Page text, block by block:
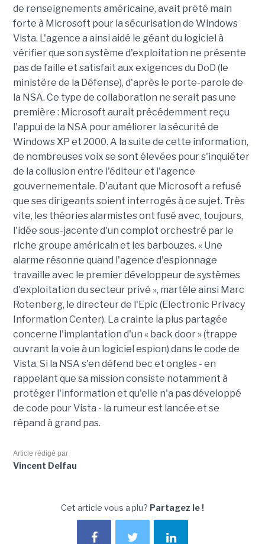
de renseignements américaine, avait prêté main
forte à Microsoft pour la sécurisation de Windows
Vista. L'agence a ainsi aidé le géant du logiciel à
vérifier que son système d'exploitation ne présente
pas de faille et satisfait aux exigences du DoD (le
ministère de la Défense), d'après le porte-parole de
la NSA. Ce type de collaboration ne serait pas une
première : Microsoft aurait précédemment reçu
l'appui de la NSA pour améliorer la sécurité de
Windows XP et 2000. A la suite de cette information,
de nombreuses voix se sont élevées pour s'inquiéter
de la collusion entre l'éditeur et l'agence
gouvernementale. D'autant que Microsoft a refusé
que ses dirigeants soient interrogés à ce sujet. Très
vite, les théories alarmistes ont fusé avec, toujours,
l'idée sous-jacente d'un complot orchestré par le
riche groupe américain et les barbouzes. « Une
alarme résonne quand l'agence d'espionnage
travaille avec le premier développeur de systèmes
d'exploitation du secteur privé », martèle ainsi Marc
Rotenberg, le directeur de l'Epic (Electronic Privacy
Information Center). La crainte la plus partagée
concerne l'implantation d'un « back door » (trappe
ouvrant la voie à un logiciel espion) dans le code de
Vista. Si la NSA s'en défend bec et ongles - en
rappelant que sa mission consiste notamment à
protéger l'information et qu'elle n'a pas développé
de code pour Vista - la rumeur est lancée et se
répand à grand pas.
Article rédigé par
Vincent Delfau
Cet article vous a plu? Partagez le !